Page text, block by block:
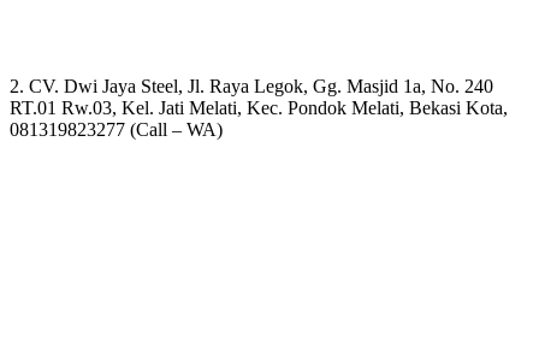
2. CV. Dwi Jaya Steel, Jl. Raya Legok, Gg. Masjid 1a, No. 240
RT.01 Rw.03, Kel. Jati Melati, Kec. Pondok Melati, Bekasi Kota,
081319823277 (Call – WA)